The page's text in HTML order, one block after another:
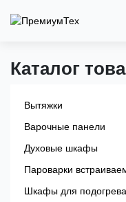
Каталог
Вытяжки
Варочные панели
Духовые шкафы
Пароварки
Шкафы для